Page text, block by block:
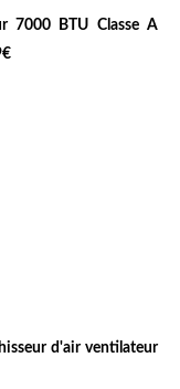
7000 BTU Classe A
d'air ventilateur